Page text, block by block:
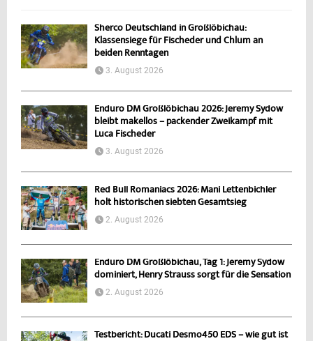
Sherco Deutschland in Großlöbichau:
Klassensiege für Fischeder und Chlum an
beiden Renntagen
3. August 2026
Enduro DM Großlöbichau 2026: Jeremy Sydow
bleibt makellos – packender Zweikampf mit
Luca Fischeder
3. August 2026
Red Bull Romaniacs 2026: Mani Lettenbichler
holt historischen siebten Gesamtsieg
2. August 2026
Enduro DM Großlöbichau, Tag 1: Jeremy Sydow
dominiert, Henry Strauss sorgt für die Sensation
2. August 2026
Testbericht: Ducati Desmo450 EDS – wie gut ist